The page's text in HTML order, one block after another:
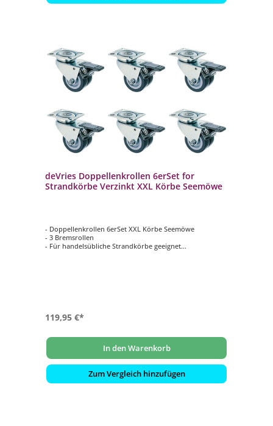
deVries Doppellenkrollen 6erSet for
Strandkörbe Verzinkt XXL Körbe Seemöwe
- Doppellenkrollen 6erSet XXL Körbe Seemöwe
- 3 Bremsrollen
- Für handelsübliche Strandkörbe geeignet
119,95 €*
In den Warenkorb
Zum Vergleich hinzufügen